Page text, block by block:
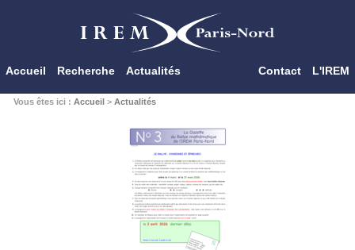
Accueil Recherche Actualités Contact L'IREM
Vous êtes ici : Accueil> Actualités